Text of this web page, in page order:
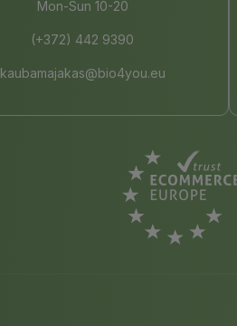
Mon-Sun 10-20
(+372) 442 9390
kaubamajakas@bio4you.eu